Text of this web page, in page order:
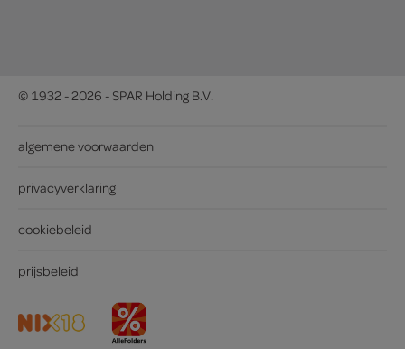
© 1932 - 2026 - SPAR Holding B.V.
algemene voorwaarden
privacyverklaring
cookiebeleid
prijsbeleid